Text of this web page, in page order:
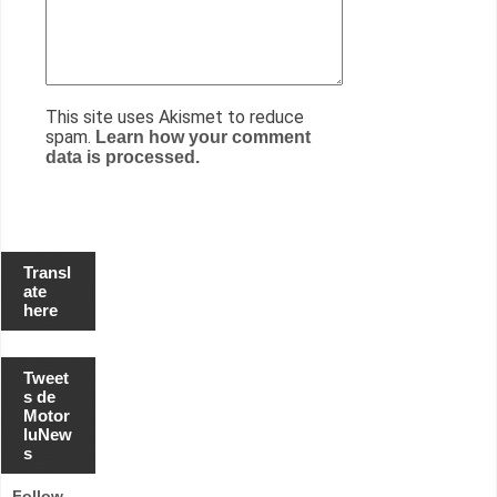
This site uses Akismet to reduce
spam. Learn how your comment
data is processed.
Transl
ate
here
Tweet
s de
Motor
luNew
s